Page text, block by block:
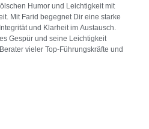
Humor und Leichtigkeit mit
Mit Farid begegnet Dir eine starke
und Klarheit im Austausch.
Gespür und seine Leichtigkeit
vieler Top-Führungskräfte und